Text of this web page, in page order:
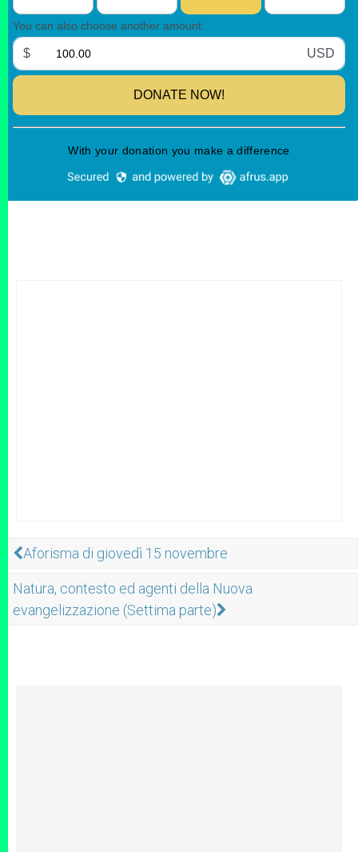
Aforisma di giovedì 15 novembre
Natura, contesto ed agenti della Nuova
evangelizzazione (Settima parte)